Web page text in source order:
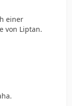
einer
von Liptan.